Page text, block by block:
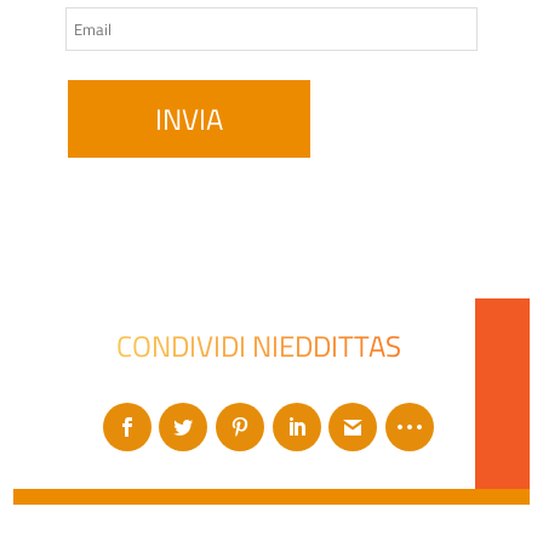
CONDIVIDI NIEDDITTAS